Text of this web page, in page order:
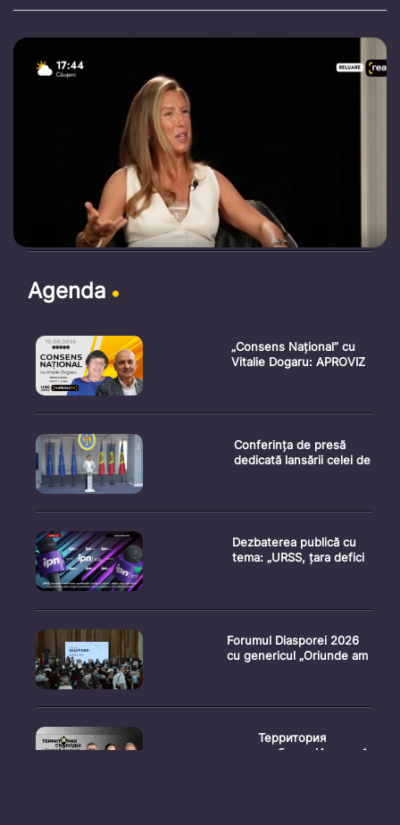
Agenda
„Consens Național” cu
Vitalie Dogaru: APROVIZ
Conferința de presă
dedicată lansării celei de
Dezbaterea publică cu
tema: „URSS, țara defici
Forumul Diasporei 2026
cu genericul „Oriunde am
Территория
свободы. Испыта�